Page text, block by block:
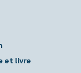
et livre